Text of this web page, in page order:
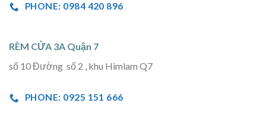
PHONE: 0984 420 896
RÈM CỬA 3A Quận 7
số 10 Đường số 2 , khu Himlam Q7
PHONE: 0925 151 666